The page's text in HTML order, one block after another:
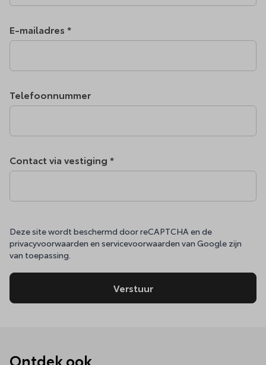
E-mailadres *
Telefoonnummer
Contact via vestiging *
Deze site wordt beschermd door reCAPTCHA en de
privacyvoorwaarden en servicevoorwaarden van Google zijn
van toepassing.
Verstuur
Ontdek ook